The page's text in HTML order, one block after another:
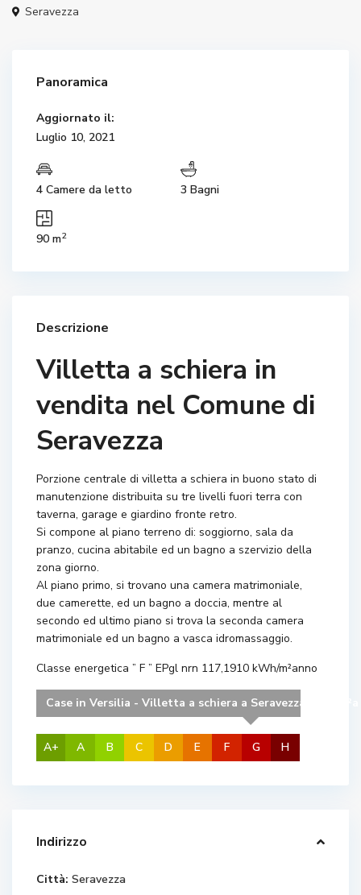
Seravezza
Panoramica
Aggiornato il:
Luglio 10, 2021
4 Camere da letto 3 Bagni
90 m2
Descrizione
Villetta a schiera in
vendita nel Comune di
Seravezza
Porzione centrale di villetta a schiera in buono stato di
manutenzione distribuita su tre livelli fuori terra con
taverna, garage e giardino fronte retro.
Si compone al piano terreno di: soggiorno, sala da
pranzo, cucina abitabile ed un bagno a szervizio della
zona giorno.
Al piano primo, si trovano una camera matrimoniale,
due camerette, ed un bagno a doccia, mentre al
secondo ed ultimo piano si trova la seconda camera
matrimoniale ed un bagno a vasca idromassaggio.
Classe energetica ” F ” EPgl nrn 117,1910 kWh/m²anno
A+ A B C D E
Case in Versilia - Villetta a schiera a Seravezza kWh/
F G H
Indirizzo
Città: Seravezza